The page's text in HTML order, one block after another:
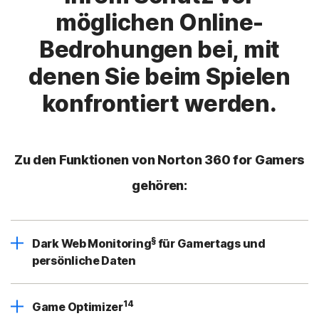
möglichen Online-
Bedrohungen bei, mit
denen Sie beim Spielen
konfrontiert werden.
Zu den Funktionen von Norton 360 for Gamers
gehören:
Dark Web Monitoring§ für Gamertags und
persönliche Daten
Game Optimizer14